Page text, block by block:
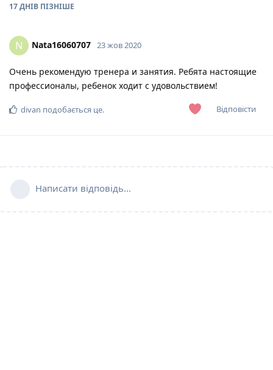
17 ДНІВ ПІЗНІШЕ
N Nata16060707 23 жов 2020
Очень рекомендую тренера и занятия. Ребята настоящие
профессионалы, ребенок ходит с удовольствием!
Відповісти
divan подобається це.
Написати відповідь...